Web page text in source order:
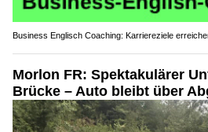
Business Englisch Coaching: Karriereziele
Morlon FR: Spektakulärer
Brücke – Auto bleibt über